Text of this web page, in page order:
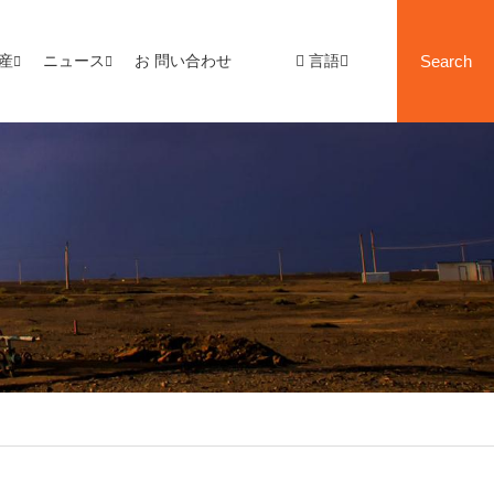
ニュース お 問い合わせ 言語 Search